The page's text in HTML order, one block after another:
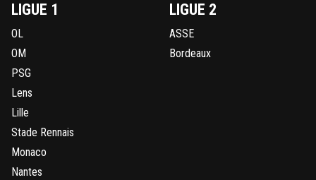
LIGUE 1
OL
OM
PSG
Lens
Lille
Stade Rennais
Monaco
Nantes
LIGUE 2
ASSE
Bordeaux